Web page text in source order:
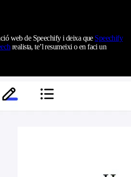
web de Speechify i deixa que Speechify
realista, te’l resumeixi o en faci un